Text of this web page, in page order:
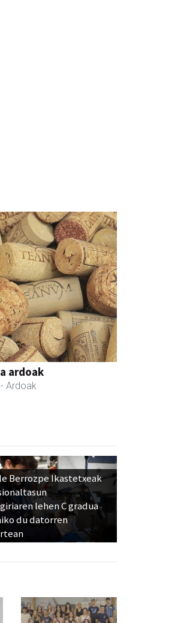
ardoak
- Ardoak
Berrozpe Ikastetxeak
lehen C gradua
du datorren